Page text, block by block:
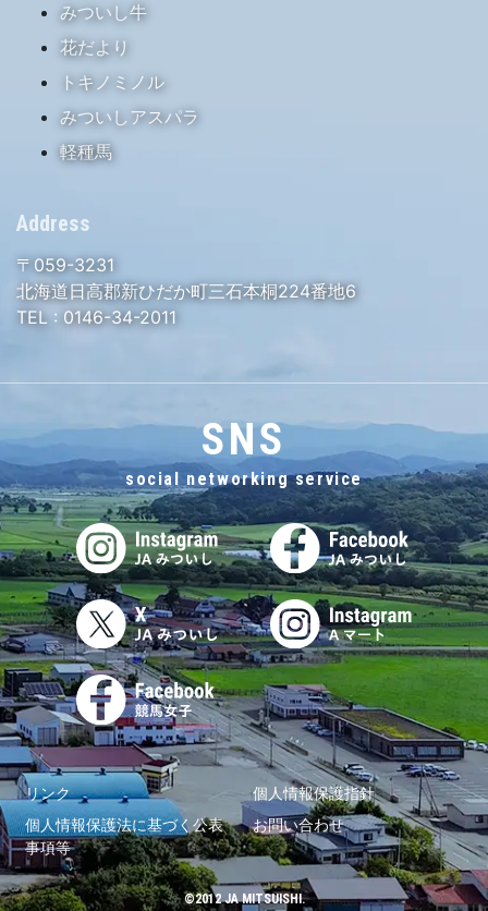
みついし牛
花だより
トキノミノル
みついしアスパラ
軽種馬
Address
〒059-3231
北海道日高郡新ひだか町三石本桐224番地6
TEL : 0146-34-2011
SNS
social networking service
リンク
個人情報保護指針
個人情報保護法に基づく公表
事項等
お問い合わせ
©2012 JA MITSUISHI.